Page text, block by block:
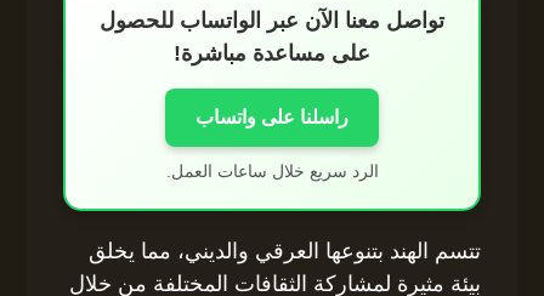
تواصل معنا الآن عبر الواتساب للحصول
على مساعدة مباشرة!
راسلنا على واتساب
الرد سريع خلال ساعات العمل.
تتسم الهند بتنوعها العرقي والديني، مما يخلق
بيئة مثيرة لمشاركة الثقافات المختلفة من خلال